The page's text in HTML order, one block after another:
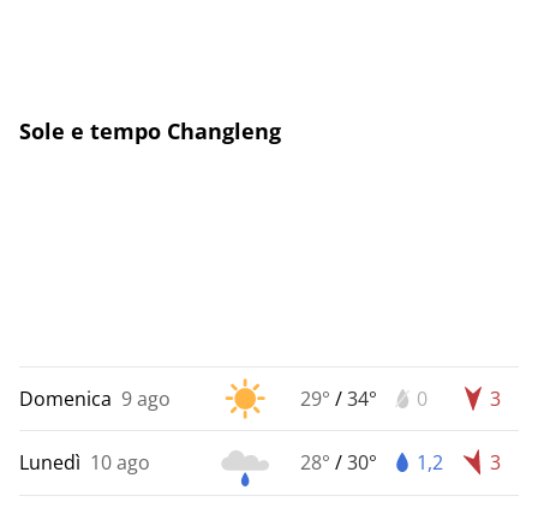
Sole e tempo Changleng
Domenica 9 ago 29° /34° 0 3
Lunedì 10 ago 28° /30° 1,2 3